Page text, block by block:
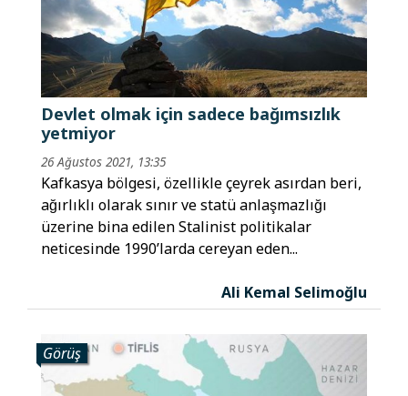
Devlet olmak için sadece bağımsızlık
yetmiyor
26 Ağustos 2021, 13:35
Kafkasya bölgesi, özellikle çeyrek asırdan beri,
ağırlıklı olarak sınır ve statü anlaşmazlığı
üzerine bina edilen Stalinist politikalar
neticesinde 1990’larda cereyan eden...
Ali Kemal Selimoğlu
Görüş